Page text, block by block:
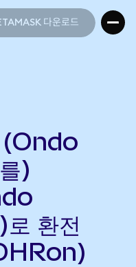
다운로드
)
환전